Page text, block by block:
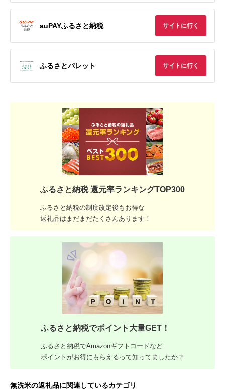
auPAYふるさと納税 サイトに行く
ふるさとパレット サイトに行く
ふるさと納税 還元率ランキングTOP300
ふるさと納税の制度改定後もお得な
返礼品はまだまだたくさんあります！
ふるさと納税でポイント大量GET！
ふるさと納税でAmazonギフトコードなど
ポイントがお得にもらえるって知ってましたか？
無洗米の返礼品に関連しているカテゴリ